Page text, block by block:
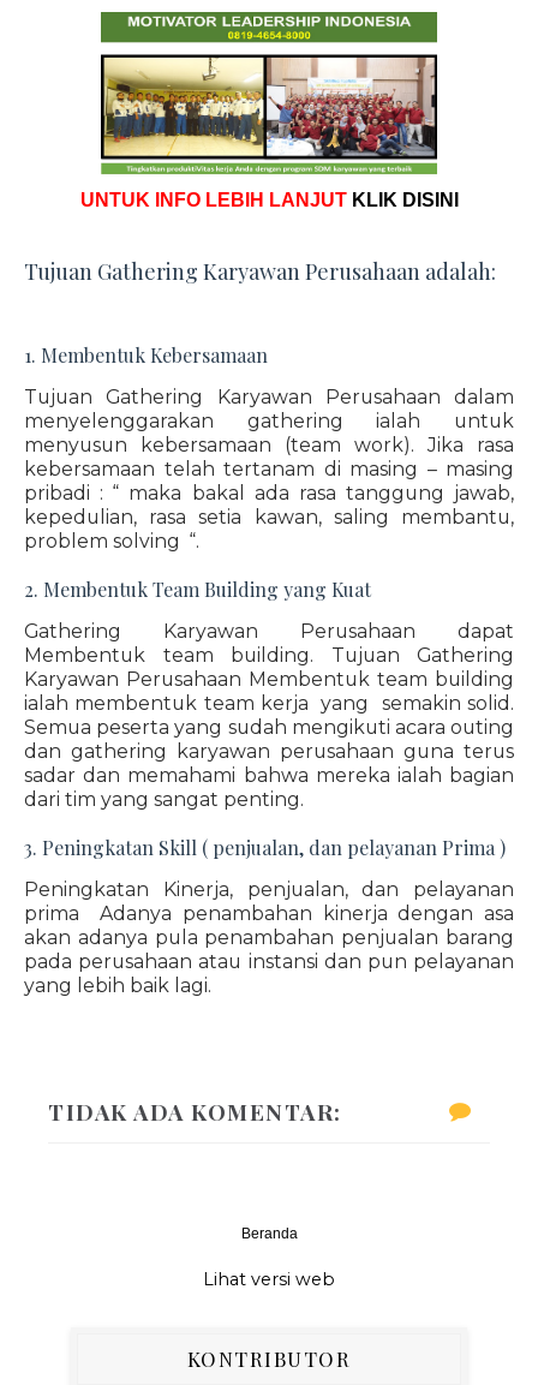
UNTUK INFO LEBIH LANJUT KLIK DISINI
Tujuan Gathering Karyawan Perusahaan adalah:
1. Membentuk Kebersamaan
Tujuan Gathering Karyawan Perusahaan dalam
menyelenggarakan gathering ialah untuk
menyusun kebersamaan (team work). Jika rasa
kebersamaan telah tertanam di masing – masing
pribadi : “ maka bakal ada rasa tanggung jawab,
kepedulian, rasa setia kawan, saling membantu,
problem solving “.
2. Membentuk Team Building yang Kuat
Gathering Karyawan Perusahaan dapat
Membentuk team building. Tujuan Gathering
Karyawan Perusahaan Membentuk team building
ialah membentuk team kerja yang semakin solid.
Semua peserta yang sudah mengikuti acara outing
dan gathering karyawan perusahaan guna terus
sadar dan memahami bahwa mereka ialah bagian
dari tim yang sangat penting.
3. Peningkatan Skill ( penjualan, dan pelayanan Prima )
Peningkatan Kinerja, penjualan, dan pelayanan
prima Adanya penambahan kinerja dengan asa
akan adanya pula penambahan penjualan barang
pada perusahaan atau instansi dan pun pelayanan
yang lebih baik lagi.
TIDAK ADA KOMENTAR:
Beranda
Lihat versi web
KONTRIBUTOR